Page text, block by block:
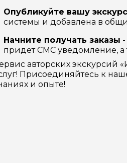
Опубликуйте вашу
системы и добавлена в
Начните получать заказы
придет СМС уведомление, а
авторских экскурсий
Присоединяйтесь к
и опыте!